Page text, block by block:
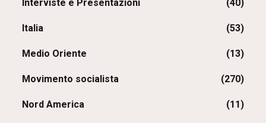
Interviste e Presentazioni (40)
Italia (53)
Medio Oriente (13)
Movimento socialista (270)
Nord America (11)